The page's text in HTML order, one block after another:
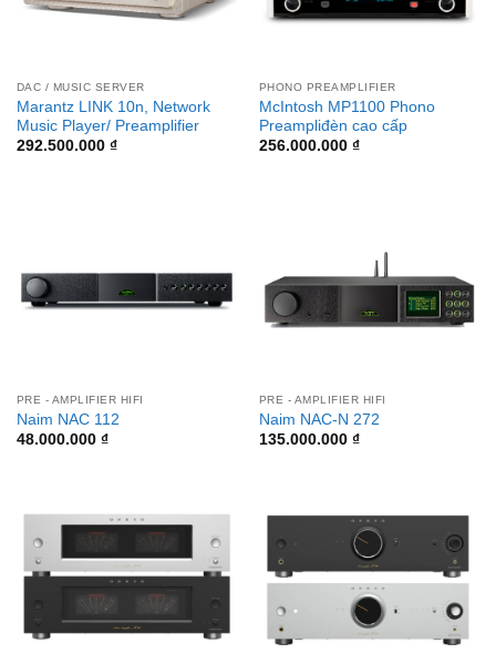
DAC / MUSIC SERVER
Marantz LINK 10n, Network
Music Player/ Preamplifier
292.500.000 ₫
PHONO PREAMPLIFIER
McIntosh MP1100 Phono
Preampliđèn cao cấp
256.000.000 ₫
PRE - AMPLIFIER HIFI
Naim NAC 112
48.000.000 ₫
PRE - AMPLIFIER HIFI
Naim NAC-N 272
135.000.000 ₫